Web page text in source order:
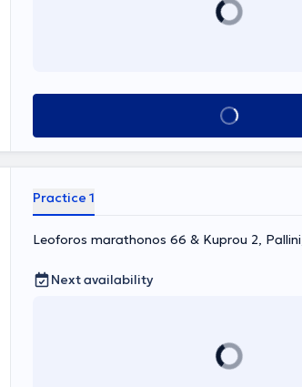
Book appointment
Practice 1
Leoforos marathonos 66 & Kuprou 2,
Next availability